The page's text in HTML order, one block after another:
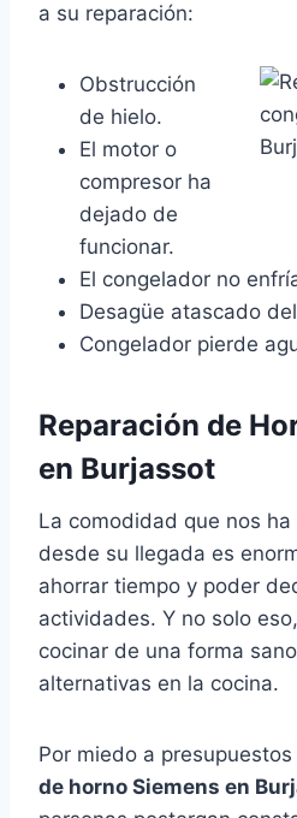
a su reparación:
Obstrucción
de hielo.
El motor o
compresor ha
dejado de
funcionar.
El congelador no
Desagüe atascado
Congelador pierde
Reparación de
en Burjassot
La comodidad que nos
desde su llegada es
ahorrar tiempo y poder
actividades. Y no solo
cocinar de una forma
alternativas en la cocina.
Por miedo a
de horno Siemens en